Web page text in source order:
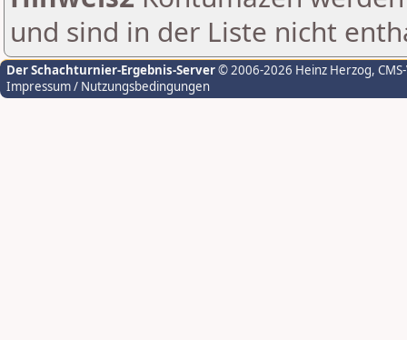
und sind in der Liste nicht
Der Schachturnier-Ergebnis-Server© 2006-2026 Heinz Herzog,
Impressum / Nutzungsbedingungen